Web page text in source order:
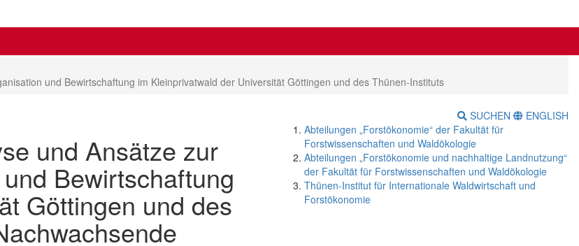
und Bewirtschaftung im Kleinprivatwald der Universität Göttingen und des Thünen-Instituts
SUCHEN ENGLISH
und Ansätze zur
Bewirtschaftung
Göttingen und des
Abteilungen „Forstökonomie“ der Fakultät für
Forstwissenschaften und Waldökologie
Abteilungen „Forstökonomie und nachhaltige Landnutzung“
der Fakultät für Forstwissenschaften und Waldökologie
Thünen-Institut für Internationale Waldwirtschaft und
Forstökonomie